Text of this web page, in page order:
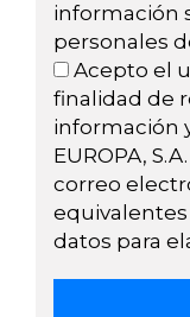
información
personales
Acepto el
finalidad de
información
EUROPA,
correo
datos para